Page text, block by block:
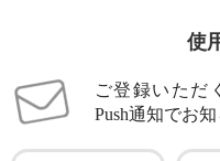
使
ご登録いただ
Push通知でお知